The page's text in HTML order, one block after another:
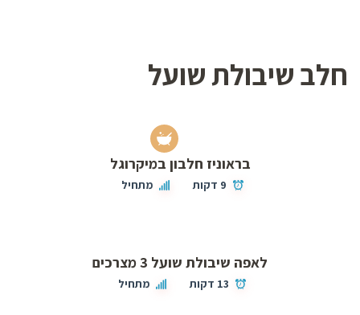
חלב שיבולת שועל
בראוניז חלבון במיקרוגל
9 דקות מתחיל
לאפה שיבולת שועל 3 מצרכים
13 דקות מתחיל